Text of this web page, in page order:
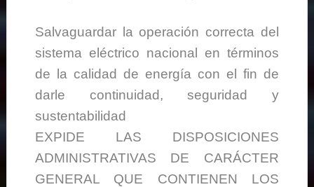
Salvaguardar la operación correcta del
sistema eléctrico nacional en términos
de la calidad de energía con el fin de
darle continuidad, seguridad y
sustentabilidad
EXPIDE LAS DISPOSICIONES
ADMINISTRATIVAS DE CARÁCTER
GENERAL QUE CONTIENEN LOS